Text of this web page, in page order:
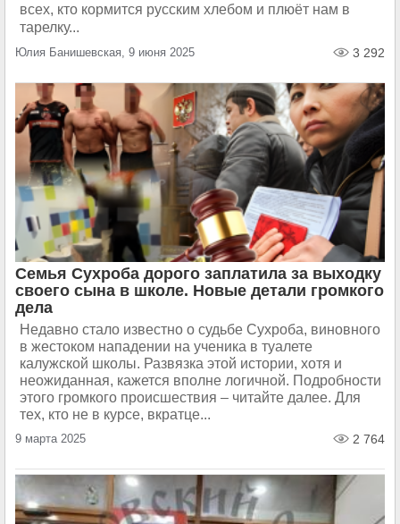
всех, кто кормится русским хлебом и плюёт нам в
тарелку...
Юлия Банишевская, 9 июня 2025 3 292
Семья Сухроба дорого заплатила за выходку
своего сына в школе. Новые детали громкого
дела
Недавно стало известно о судьбе Сухроба, виновного
в жестоком нападении на ученика в туалете
калужской школы. Развязка этой истории, хотя и
неожиданная, кажется вполне логичной. Подробности
этого громкого происшествия – читайте далее. Для
тех, кто не в курсе, вкратце...
9 марта 2025 2 764